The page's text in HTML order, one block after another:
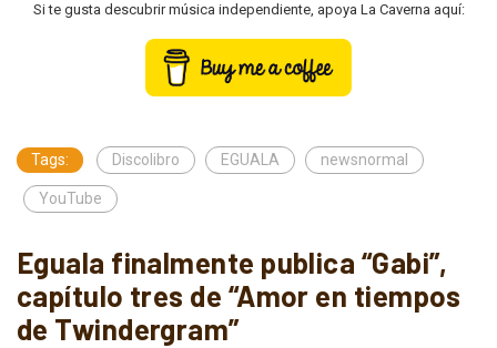
Si te gusta descubrir música independiente, apoya La Caverna aquí:
Tags: Discolibro EGUALA newsnormal
YouTube
Eguala finalmente publica “Gabi”,
capítulo tres de “Amor en tiempos
de Twindergram”